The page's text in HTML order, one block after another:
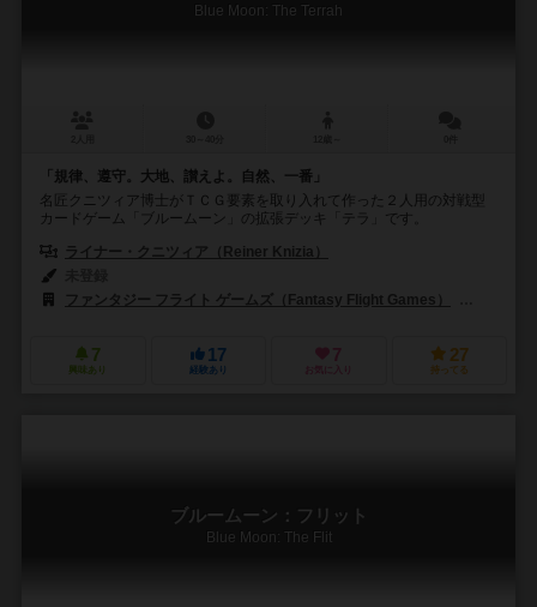
Blue Moon: The Terrah
「規律、遵守。大地、讃えよ。自然、一番」
名匠クニツィア博士がＴＣＧ要素を取り入れて作った２人用の対戦型
カードゲーム「ブルームーン」の拡張デッキ「テラ」です。
ライナー・クニツィア（Reiner Knizia）
ファンタジー フライト ゲームズ（Fantasy Flight Games）
7
興味あり
17
経験あり
7
お気に入り
27
持ってる
ブルームーン：フリット
Blue Moon: The Flit